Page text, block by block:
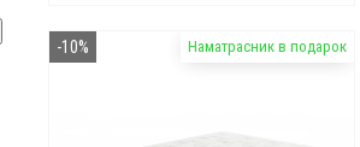
Наматрасник в подарок
-10%